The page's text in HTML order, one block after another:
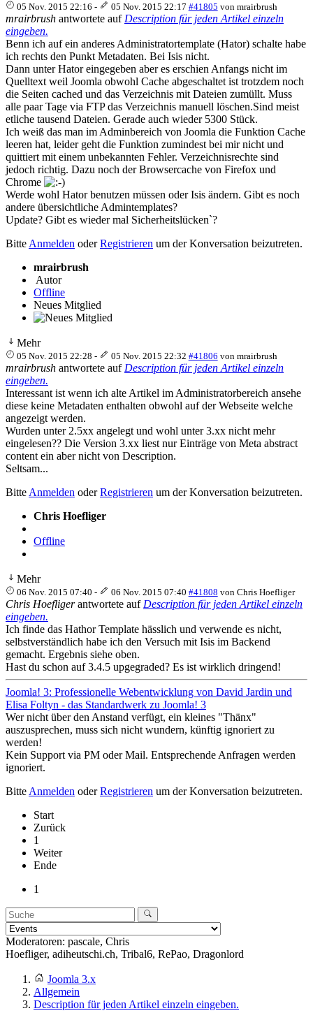
05 Nov. 2015 22:16 - 05 Nov. 2015 22:17 #41805 von mrairbrush
mrairbrush antwortete auf Description für jeden Artikel einzeln
eingeben.
Benn ich auf ein anderes Administratortemplate (Hator) schalte habe
ich rechts den Punkt Metadaten. Bei Isis nicht.
Dann unter Hator eingegeben aber es erschien Anfangs nicht im
Quelltext weil Joomla obwohl Cache abgeschaltet ist trotzdem noch
die Seiten cached und das Verzeichnis mit Dateien zumüllt. Muss
alle paar Tage via FTP das Verzeichnis manuell löschen.Sind meist
etliche tausend Dateien. Gerade auch wieder 5300 Stück.
Ich weiß das man im Adminbereich von Joomla die Funktion Cache
leeren hat, leider geht die Funktion zumindest bei mir nicht und
quittiert mit einem unbekannten Fehler. Verzeichnisrechte sind
jedoch richtig. Dazu noch der Browsercache von Firefox und
Chrome
Werde wohl Hator benutzen müssen oder Isis ändern. Gibt es noch
andere übersichtliche Admintemplates?
Update? Gibt es wieder mal Sicherheitslücken`?
Bitte Anmelden oderRegistrieren um der Konversation beizutreten.
mrairbrush
Autor
Offline
Neues Mitglied
Mehr
05 Nov. 2015 22:28 - 05 Nov. 2015 22:32 #41806 von mrairbrush
mrairbrush antwortete auf Description für jeden Artikel einzeln
eingeben.
Interessant ist wenn ich alte Artikel im Administratorbereich ansehe
diese keine Metadaten enthalten obwohl auf der Webseite welche
angezeigt werden.
Wurden unter 2.5xx angelegt und wohl unter 3.xx nicht mehr
eingelesen?? Die Version 3.xx liest nur Einträge von Meta abstract
content ein aber nicht von Description.
Seltsam...
Bitte Anmelden oderRegistrieren um der Konversation beizutreten.
Chris Hoefliger
Offline
Mehr
06 Nov. 2015 07:40 - 06 Nov. 2015 07:40 #41808 von Chris Hoefliger
Chris Hoefligerantwortete auf Description für jeden Artikel einzeln
eingeben.
Ich finde das Hathor Template hässlich und verwende es nicht,
selbstverständlich habe ich den Versuch mit Isis im Backend
gemacht. Ergebnis siehe oben.
Hast du schon auf 3.4.5 upgegraded? Es ist wirklich dringend!
Joomla! 3: Professionelle Webentwicklung von David Jardin und
Elisa Foltyn - das Standardwerk zu Joomla! 3
Wer nicht über den Anstand verfügt, ein kleines "Thänx"
auszusprechen, muss sich nicht wundern, künftig ignoriert zu
werden!
Kein Support via PM oder Mail. Entsprechende Anfragen werden
ignoriert.
Bitte Anmelden oderRegistrieren um der Konversation beizutreten.
Start
Zurück
1
Weiter
Ende
1
Moderatoren: pascale, Chris
Hoefliger, adiheutschi.ch, Tribal6, RePao, Dragonlord
Joomla 3.x
Allgemein
Description für jeden Artikel einzeln eingeben.